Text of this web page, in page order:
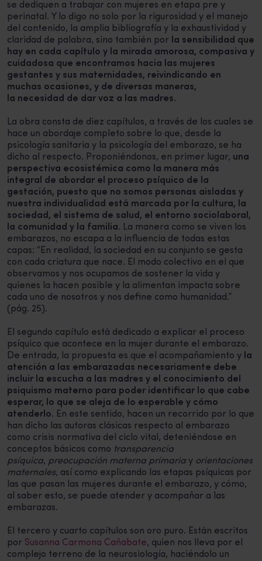
se dediquen a trabajar con mujeres en etapa pre y
perinatal. Y lo digo no solo por la rigurosidad y el manejo
del contenido, la amplia bibliografía y la exhaustividad y
claridad de palabra, sino también por la sensibilidad que
hay en cada capítulo y la mirada amorosa, compasiva y
cuidadosa que encontramos hacia las mujeres
gestantes y sus maternidades, reivindicando en
muchas ocasiones, y de diversas maneras,
la necesidad de dar voz a las madres.
La obra consta de diez capítulos, a través de los cuales se
hace un abordaje completo sobre lo que, desde la
psicología sanitaria y la psicología del embarazo, se ha
dicho al respecto. Proponiéndonos, en primer lugar, una
perspectiva ecosistémica como la manera más
integral de abordar el proceso psíquico de la
gestación, puesto que no somos personas aisladas y
nuestra individualidad está marcada por la cultura, la
sociedad, el sistema de salud, el entorno sociolaboral,
la comunidad y la familia. La manera como se viven los
embarazos, no escapa a la influencia de todas estas
capas: “En realidad, la sociedad en su conjunto se gesta
con cada criatura que nace. El modo colectivo en el que
observamos y nos ocupamos de sostener la vida y
quienes la hacen posible y la alimentan impacta sobre
cada uno de nosotros y nos define como humanidad.”
(pág. 25).
El segundo capítulo está dedicado a explicar el proceso
psíquico que acontece en la mujer durante el embarazo.
De entrada, la propuesta es que el acompañamiento y la
atención a las embarazadas necesariamente debe
incluir la escucha a las madres y el conocimiento del
psiquismo materno para poder identificar lo que cabe
esperar, lo que se aleja de lo esperable y cómo
atenderlo. En este sentido, hacen un recorrido por lo que
han dicho las autoras clásicas respecto al embarazo
como crisis normativa del ciclo vital, deteniéndose en
conceptos básicos como transparencia
psíquica, preocupación materna primaria y orientaciones
maternales, así como explicando las etapas psíquicas por
las que pasan las mujeres durante el embarazo, y cómo,
al saber esto, se puede atender y acompañar a las
embarazas.
El tercero y cuarto capítulos son oro puro. Están escritos
por Susanna Carmona Cañabate, quien nos lleva por el
complejo terreno de la neurosiología, haciéndolo un